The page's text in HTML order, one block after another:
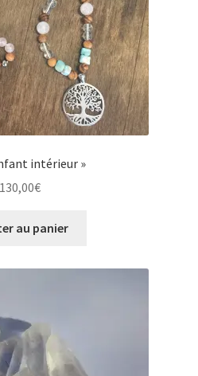
intérieur »
130,00€
au panier